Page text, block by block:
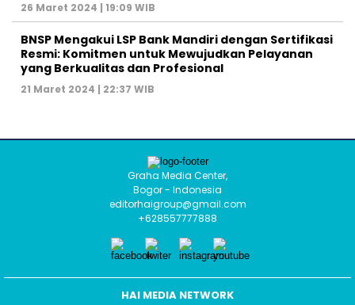
26 Maret 2024 | 19:09 WIB
BNSP Mengakui LSP Bank Mandiri dengan Sertifikasi
Resmi: Komitmen untuk Mewujudkan Pelayanan
yang Berkualitas dan Profesional
21 Maret 2024 | 22:37 WIB
Graha Media Center,
Bogor - Indonesia
editorhaigroup@gmail.com
+628557777888
HAI MEDIA NETWORK